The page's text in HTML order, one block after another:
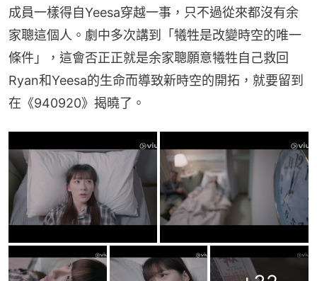
成員一樣得自Yeesa穿越一事，只不過從來都沒有余
家聰這個人。劇中多次講到「犧牲是改變時空的唯一
條件」，這會否正正就是余家聰願意犧牲自己救回
Ryan和Yeesa的生命而導致新時空的開拓，就要留到
在《940920》揭曉了。